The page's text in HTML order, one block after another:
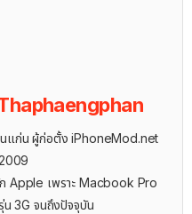
นแก่น ผู้ก่อตั้ง iPhoneMod.net
​Apple เพราะ Macbook Pro
3G จนถึงปัจจุบัน